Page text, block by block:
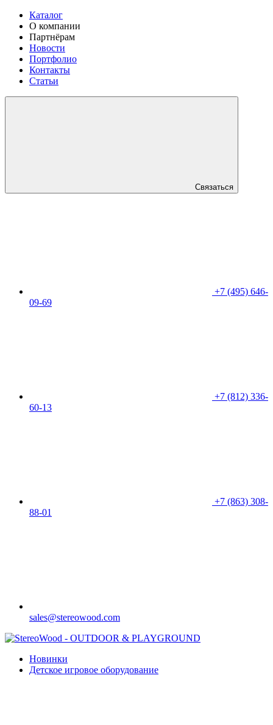
Каталог
О компании
Партнёрам
Новости
Портфолио
Контакты
Статьи
Связаться
+7 (495) 646-
09-69
+7 (812) 336-
60-13
+7 (863) 308-
88-01
sales@stereowood.com
Новинки
Детское игровое оборудование